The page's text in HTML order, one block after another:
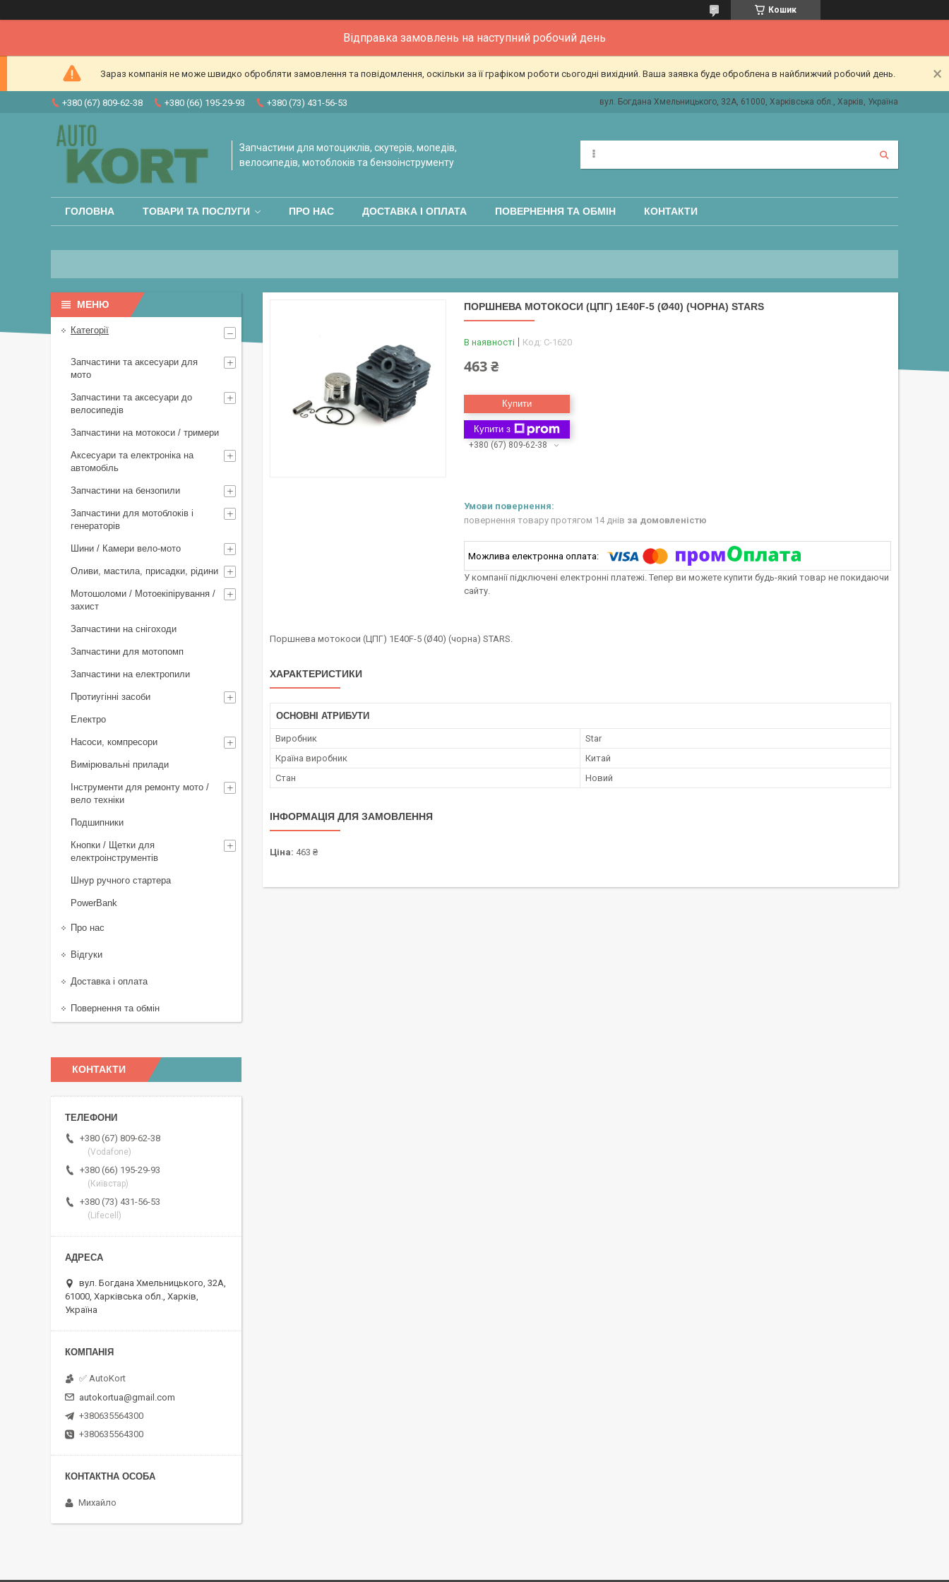
Кошик
Відправка замовлень на наступний робочий день
Зараз компанія не може швидко обробляти замовлення та повідомлення, оскільки за її графіком роботи сьогодні вихідний. Ваша заявка буде оброблена в найближчий робочий день.
+380 (67) 809-62-38 +380 (66) 195-29-93 +380 (73) 431-56-53 вул. Богдана Хмельницького, 32А, 61000, Харківська обл., Харків, Україна
Запчастини для мотоциклів, скутерів, мопедів,
велосипедів, мотоблоків та бензоінструменту
ГОЛОВНА ТОВАРИ ТА ПОСЛУГИ ПРО НАС ДОСТАВКА І ОПЛАТА ПОВЕРНЕННЯ ТА ОБМІН КОНТАКТИ
ПОРШНЕВА МОТОКОСИ (ЦПГ) 1E40F-5 (Ø40) (ЧОРНА) STARS
В наявності Код: C-1620
463 ₴
Купити
Купити з
+380 (67) 809-62-38
повернення товару протягом 14 днів за домовленістю
У компанії підключені електронні платежі. Тепер ви можете купити будь-який товар не покидаючи
сайту.
Поршнева мотокоси (ЦПГ) 1E40F-5 (Ø40) (чорна) STARS.
ХАРАКТЕРИСТИКИ
ОСНОВНІ АТРИБУТИ
Виробник
Star
Країна виробник
Китай
Стан
Новий
ІНФОРМАЦІЯ ДЛЯ ЗАМОВЛЕННЯ
Ціна: 463 ₴
Категорії
Запчастини та аксесуари для
мото
Запчастини та аксесуари до
велосипедів
Запчастини на мотокоси / тримери
Аксесуари та електроніка на
автомобіль
Запчастини на бензопили
Запчастини для мотоблоків і
генераторів
Шини / Камери вело-мото
Оливи, мастила, присадки, рідини
Мотошоломи / Мотоекіпірування /
захист
Запчастини на снігоходи
Запчастини для мотопомп
Запчастини на електропили
Протиугінні засоби
Електро
Насоси, компресори
Вимірювальні прилади
Інструменти для ремонту мото /
вело техніки
Подшипники
Кнопки / Щетки для
електроінструментів
Шнур ручного стартера
PowerBank
Про нас
Відгуки
Доставка і оплата
Повернення та обмін
КОНТАКТИ
+380 (67) 809-62-38
(Vodafone)
+380 (66) 195-29-93
(Київстар)
+380 (73) 431-56-53
(Lifecell)
вул. Богдана Хмельницького, 32А,
61000, Харківська обл., Харків,
Україна
✅ AutoKort
autokortua@gmail.com
+380635564300
+380635564300
Михайло